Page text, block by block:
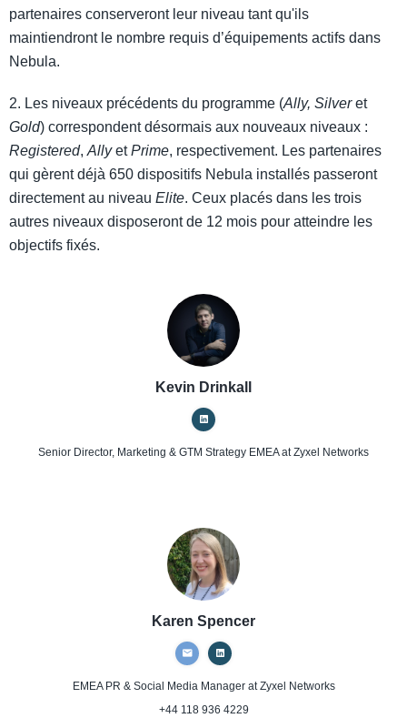
partenaires conserveront leur niveau tant qu'ils
maintiendront le nombre requis d’équipements actifs dans
Nebula.
2. Les niveaux précédents du programme (Ally, Silveret
Gold) correspondent désormais aux nouveaux niveaux :
Registered, AllyetPrime, respectivement. Les partenaires
qui gèrent déjà 650 dispositifs Nebula installés passeront
directement au niveau Elite. Ceux placés dans les trois
autres niveaux disposeront de 12 mois pour atteindre les
objectifs fixés.
Kevin Drinkall
Senior Director, Marketing & GTM Strategy EMEAat Zyxel Networks
Karen Spencer
EMEA PR & Social Media Managerat Zyxel Networks
+44 118 936 4229